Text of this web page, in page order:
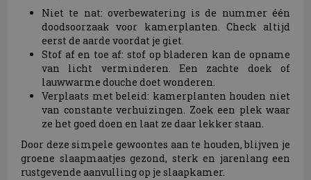
Niet te nat: overbewatering is de nummer één
doodsoorzaak voor kamerplanten. Check altijd
eerst de aarde voordat je giet.
Stof af en toe af: stof op bladeren kan de opname
van licht verminderen. Een zachte doek of
lauwwarme douche doet wonderen.
Verplaats met beleid: kamerplanten houden niet
van constante verhuizingen. Zoek een plek waar
ze het goed doen en laat ze daar lekker staan.
Door deze simpele gewoontes aan te houden, blijven je
groene slaapmaatjes gezond, sterk en jarenlang een
rustgevende aanvulling op je slaapkamer.